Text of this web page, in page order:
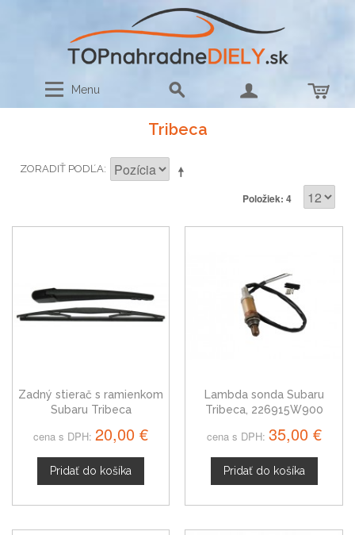
Menu
Tribeca
ZORADIŤ PODĽA
Položiek: 4
Zadný stierač s ramienkom
Subaru Tribeca
cena s DPH: 20,00 €
Pridať do košíka
Lambda sonda Subaru
Tribeca, 226915W900
cena s DPH: 35,00 €
Pridať do košíka